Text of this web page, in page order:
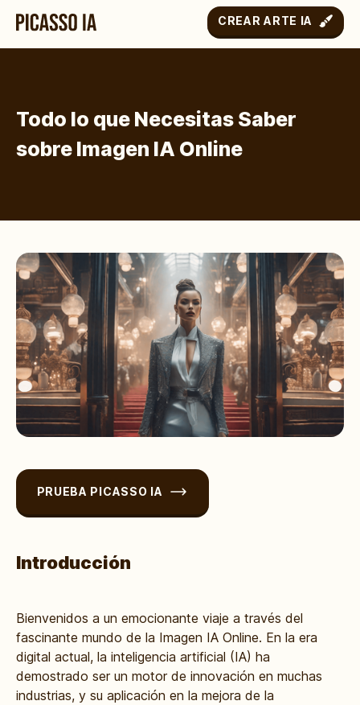
CREAR ARTE IA
Todo lo que Necesitas Saber
sobre Imagen IA Online
PRUEBA PICASSO IA
Introducción
Bienvenidos a un emocionante viaje a través del
fascinante mundo de la Imagen IA Online. En la era
digital actual, la inteligencia artificial (IA) ha
demostrado ser un motor de innovación en muchas
industrias, y su aplicación en la mejora de la